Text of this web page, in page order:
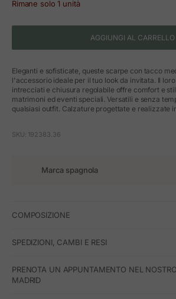
Rimane solo 1 unità
AGGIUNGI AL CARRELLO
Eleganti e sofisticate, queste scarpe con tacco
l'accessorio ideale per il tuo look da invitata. Il
intrecciati e chiusura regolabile offre comfort e
matrimoni ed eventi speciali. Versatili e senza
qualsiasi outfit. Calzature progettate e realizzate
SKU: 192383.36
Marca spagnola
COMPOSIZIONE
SPEDIZIONI, CAMBI E RESI
PRENOTA UN APPUNTAMENTO NEL
MADRID